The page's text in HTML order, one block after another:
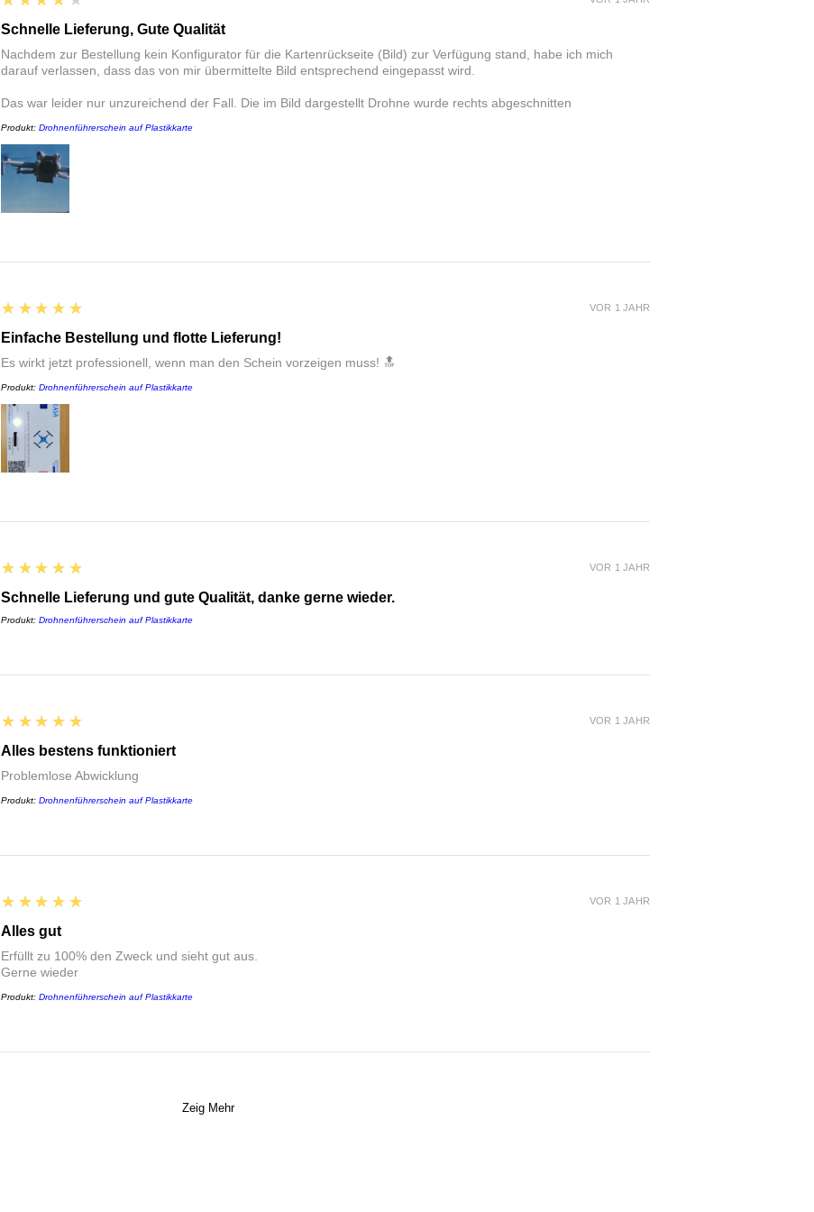
Schnelle Lieferung, Gute Qualität
Nachdem zur Bestellung kein Konfigurator für die Kartenrückseite (Bild) zur Verfügung stand, habe ich mich
darauf verlassen, dass das von mir übermittelte Bild entsprechend eingepasst wird.
Das war leider nur unzureichend der Fall. Die im Bild dargestellt Drohne wurde rechts abgeschnitten
Produkt: Drohnenführerschein auf Plastikkarte
5
★★★★★
Einfache Bestellung und flotte Lieferung!
Es wirkt jetzt professionell, wenn man den Schein vorzeigen muss! 🔝
Produkt: Drohnenführerschein auf Plastikkarte
VOR 1 JAHR
5
★★★★★
Schnelle Lieferung und gute Qualität, danke gerne wieder.
Produkt: Drohnenführerschein auf Plastikkarte
VOR 1 JAHR
5
★★★★★
Alles bestens funktioniert
Problemlose Abwicklung
Produkt: Drohnenführerschein auf Plastikkarte
VOR 1 JAHR
5
★★★★★
Alles gut
Erfüllt zu 100% den Zweck und sieht gut aus.
Gerne wieder
Produkt: Drohnenführerschein auf Plastikkarte
VOR 1 JAHR
Zeig Mehr